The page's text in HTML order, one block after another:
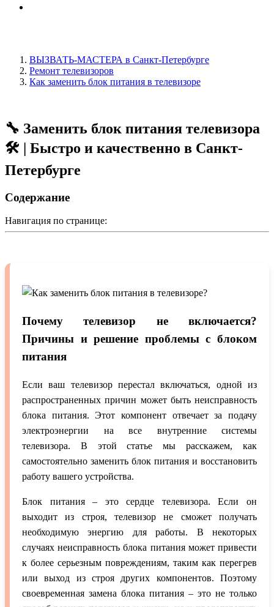
ВЫЗВАТЬ-МАСТЕРА в Санкт-Петербурге
Ремонт телевизоров
Как заменить блок питания в телевизоре
🔧 Заменить блок питания телевизора
🛠️ | Быстро и качественно в Санкт-
Петербурге
Содержание
Навигация по странице:
Почему телевизор не включается?
Причины и решение проблемы с блоком
питания
Если ваш телевизор перестал включаться, одной из
распространенных причин может быть неисправность
блока питания. Этот компонент отвечает за подачу
электроэнергии на все внутренние системы
телевизора. В этой статье мы расскажем, как
самостоятельно заменить блок питания и восстановить
работу вашего устройства.
Блок питания – это сердце телевизора. Если он
выходит из строя, телевизор не сможет получать
необходимую энергию для работы. В некоторых
случаях неисправность блока питания может привести
к более серьезным повреждениям, таким как перегрев
или выход из строя других компонентов. Поэтому
своевременная замена блока питания – это не только